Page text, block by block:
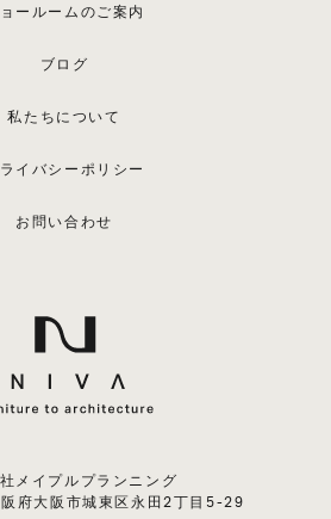
ールームのご案内
ブログ
私たちについて
イバシーポリシー
お問い合わせ
メイプルプランニング
府大阪市城東区永田2丁目5-29